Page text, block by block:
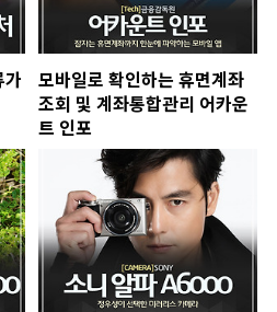
가
모바일로 확인하는 휴면계좌
조회 및 계좌통합관리 어카운
트 인포